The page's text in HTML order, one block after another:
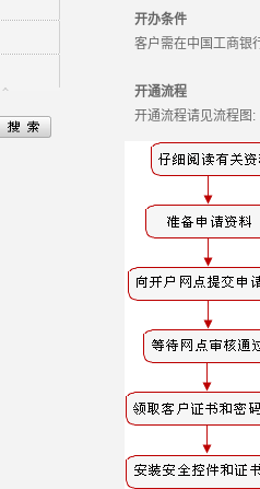
开办条件
客户需在中国工商银行
开通流程
开通流程请见流程图: